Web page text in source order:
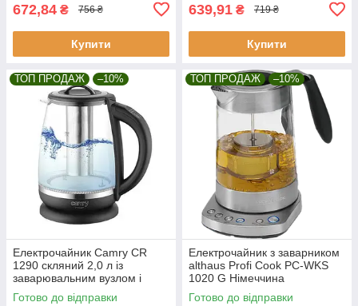
672,84 ₴ 756 ₴
Купити
639,91 ₴ 719 ₴
Купити
ТОП ПРОДАЖ –10%
Електрочайник Camry CR
1290 скляний 2,0 л із
заварювальним вузлом і
контролем температури.
Готово до відправки
ТОП ПРОДАЖ –10%
Електрочайник з заварником
althaus Profi Cook PC-WKS
1020 G Німеччина
Готово до відправки